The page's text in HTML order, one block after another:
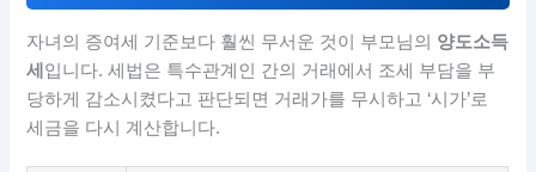
자녀의 증여세 기준보다 훨씬 무서운 것이 부모님의 양도소득
세 입니다. 세법은 특수관계인 간의 거래에서 조세 부담을 부
당하게 감소시켰다고 판단되면 거래가를 무시하고 ‘시가’로
세금을 다시 계산합니다.